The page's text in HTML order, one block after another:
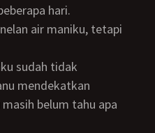
hari.
mendekatkan
belum tahu apa